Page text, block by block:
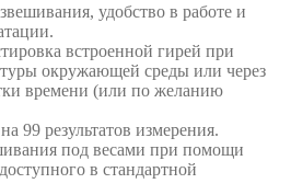
удобство в работе и
встроенной гирей при
окружающей среды или через
времени (или по желанию
99 результатов измерения.
под весами при помощи
в стандартной